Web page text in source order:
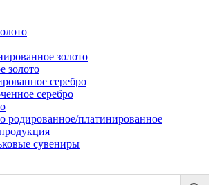
золото
золото
серебро
серебро
родированное/платинированное
сувениры